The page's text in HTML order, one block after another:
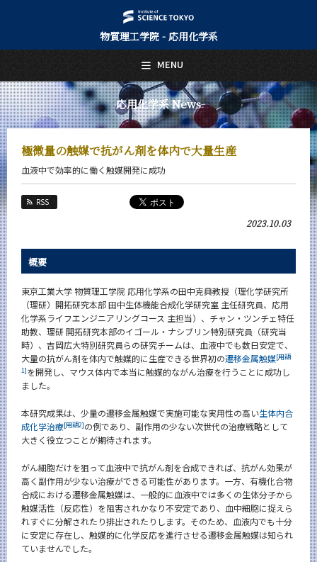
物質理工学院 - 応用化学系
応用化学系 News
極微量の触媒で抗がん剤を体内で大量生産
血液中で効率的に働く触媒開発に成功
RSS
2023.10.03
概要
東京工業大学 物質理工学院 応用化学系の田中克典教授（理化学研究所
（理研）開拓研究本部 田中生体機能合成化学研究室 主任研究員、応用
化学系ライフエンジニアリングコース 主担当）、チャン・ツンチェ特任
助教、理研 開拓研究本部のイゴール・ナシブリン特別研究員（研究当
時）、吉岡広大特別研究員らの研究チームは、血液中でも数日安定で、
大量の抗がん剤を体内で触媒的に生産できる世界初の遷移金属触媒[用語
1]を開発し、マウス体内で本当に触媒的ながん治療を行うことに成功し
ました。
本研究成果は、少量の遷移金属触媒で実施可能な実用性の高い生体内合
成化学治療[用語2]の例であり、副作用の少ない次世代の治療戦略として
大きく役立つことが期待されます。
がん細胞だけを狙って血液中で抗がん剤を合成できれば、抗がん効果が
高く副作用が少ない治療ができる可能性があります。一方、有機化合物
合成における遷移金属触媒は、一般的に血液中では多くの生体分子から
触媒活性（反応性）を阻害されかなり不安定であり、血中細胞に捉えら
れすぐに分解されたり排出されたりします。そのため、血液内でも十分
に安定に存在し、触媒的に化学反応を進行させる遷移金属触媒は知られ
ていませんでした。
MENU
日本語 English
トップページ
Top Page
応用化学系について
About Us
教育
Education
教員・研究室
Faculty and Laboratories
Future
入学案内
Admissions
応用化学系 News
News
News 一覧
カテゴリ別
月別
Event Calendar
サイト構成